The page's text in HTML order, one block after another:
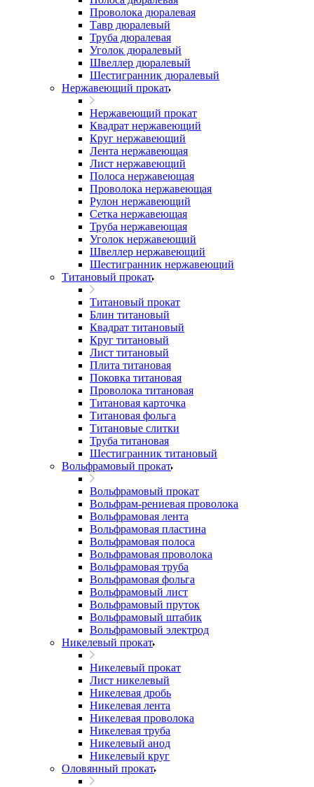
Проволока дюралевая
Тавр дюралевый
Труба дюралевая
Уголок дюралевый
Швеллер дюралевый
Шестигранник дюралевый
Нержавеющий прокат
Нержавеющий прокат
Квадрат нержавеющий
Круг нержавеющий
Лента нержавеющая
Лист нержавеющий
Полоса нержавеющая
Проволока нержавеющая
Рулон нержавеющий
Сетка нержавеющая
Труба нержавеющая
Уголок нержавеющий
Швеллер нержавеющий
Шестигранник нержавеющий
Титановый прокат
Титановый прокат
Блин титановый
Квадрат титановый
Круг титановый
Лист титановый
Плита титановая
Поковка титановая
Проволока титановая
Титановая карточка
Титановая фольга
Титановые слитки
Труба титановая
Шестигранник титановый
Вольфрамовый прокат
Вольфрамовый прокат
Вольфрам-рениевая проволока
Вольфрамовая лента
Вольфрамовая пластина
Вольфрамовая полоса
Вольфрамовая проволока
Вольфрамовая труба
Вольфрамовая фольга
Вольфрамовый лист
Вольфрамовый пруток
Вольфрамовый штабик
Вольфрамовый электрод
Никелевый прокат
Никелевый прокат
Лист никелевый
Никелевая дробь
Никелевая лента
Никелевая проволока
Никелевая труба
Никелевый анод
Никелевый круг
Оловянный прокат